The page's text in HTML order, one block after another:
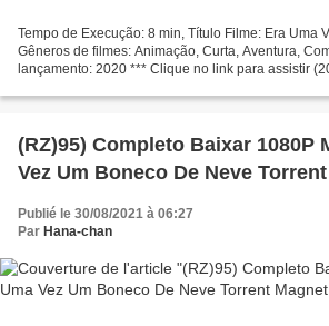
Tempo de Execução: 8 min, Título Filme: Era Uma
Gêneros de filmes: Animação, Curta, Aventura,
lançamento: 2020 *** Clique no link para assistir
(RZ)95) Completo Baixar 1080P
Vez Um Boneco De Neve
Publié le 30/08/2021 à 06:27
Par Hana-chan